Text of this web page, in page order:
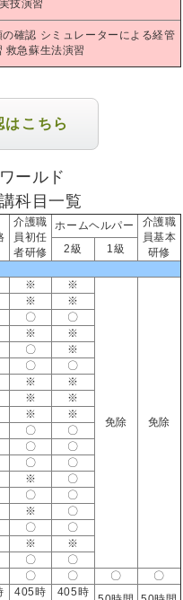
技演習
確認 シミュレーターによる経管
救急蘇生法演習
こちら
ールド
科目一覧
介護職
員初任
者研修
ホームヘルパー
介護職
員基本
研修
2級
1級
※ ※
免除 免除
※
※
〇
〇
※
※
〇
※
〇
〇
※
※
※
※
※
※
〇
〇
〇
〇
〇
〇
※
〇
〇
〇
※
〇
〇
〇
※
※
〇
〇
〇 〇 〇
〇
405時 405時